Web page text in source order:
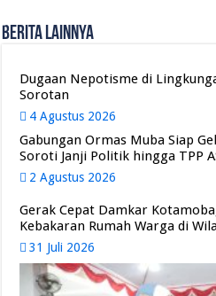
Berita Lainnya
Dugaan Nepotisme di
Sorotan
4 Agustus 2026
Gabungan Ormas Muba Siap
Soroti Janji Politik hingga TPP
2 Agustus 2026
Gerak Cepat Damkar
Kebakaran Rumah Warga di
31 Juli 2026